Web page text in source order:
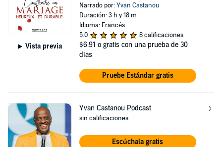
Vista previa
Narrado por:Yvan Castanou
Duración: 3 h y 18 m
Idioma: Francés
5.0
8 calificaciones
$6.91 o gratis con una prueba de 30
días
Pruebe Estándar gratis
Yvan Castanou Podcast
sin calificaciones
Escúchala gratis